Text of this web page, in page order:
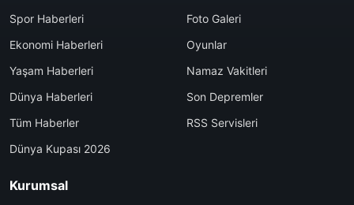
Spor Haberleri
Ekonomi Haberleri
Yaşam Haberleri
Dünya Haberleri
Tüm Haberler
Dünya Kupası 2026
Foto Galeri
Oyunlar
Namaz Vakitleri
Son Depremler
RSS Servisleri
Kurumsal